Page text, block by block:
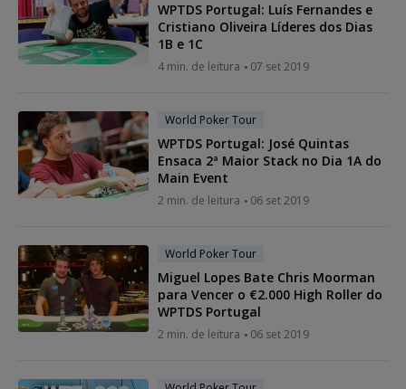
WPTDS Portugal: Luís Fernandes e
Cristiano Oliveira Líderes dos Dias
1B e 1C
4 min. de leitura 07 set 2019
World Poker Tour
WPTDS Portugal: José Quintas
Ensaca 2ª Maior Stack no Dia 1A do
Main Event
2 min. de leitura 06 set 2019
World Poker Tour
Miguel Lopes Bate Chris Moorman
para Vencer o €2.000 High Roller do
WPTDS Portugal
2 min. de leitura 06 set 2019